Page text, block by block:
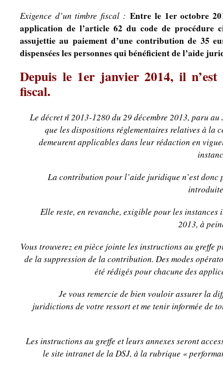
Exigence d’un timbre fiscal :Entre le 1er octobre
application de l’article 62 du code de procédure
assujettie au paiement d’une contribution de 35
dispensées les personnes qui bénéficient de l’aide
Depuis le 1er janvier 2014, il
fiscal.
Le décret n̊ 2013-1280 du 29 décembre 2013, paru au
que les dispositions réglementaires relatives à
demeurent applicables dans leur rédaction en
La contribution pour l’aide juridique n’est donc
Elle reste, en revanche, exigible pour les instances
2013, à
Vous trouverez en pièce jointe les instructions au greffe
de la suppression de la contribution. Des modes
été rédigés pour chacune des
Je vous remercie de bien vouloir assurer la
juridictions de votre ressort et me tenir informée de
Les instructions au greffe et leurs annexes seront
le site intranet de la DSJ, à la rubrique «